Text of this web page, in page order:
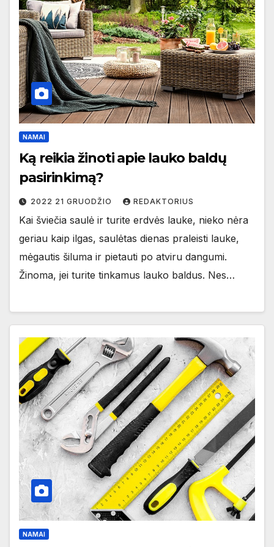
NAMAI
Ką reikia žinoti apie lauko baldų
pasirinkimą?
2022 21 GRUODŽIO REDAKTORIUS
Kai šviečia saulė ir turite erdvės lauke, nieko nėra
geriau kaip ilgas, saulėtas dienas praleisti lauke,
mėgautis šiluma ir pietauti po atviru dangumi.
Žinoma, jei turite tinkamus lauko baldus. Nes…
NAMAI